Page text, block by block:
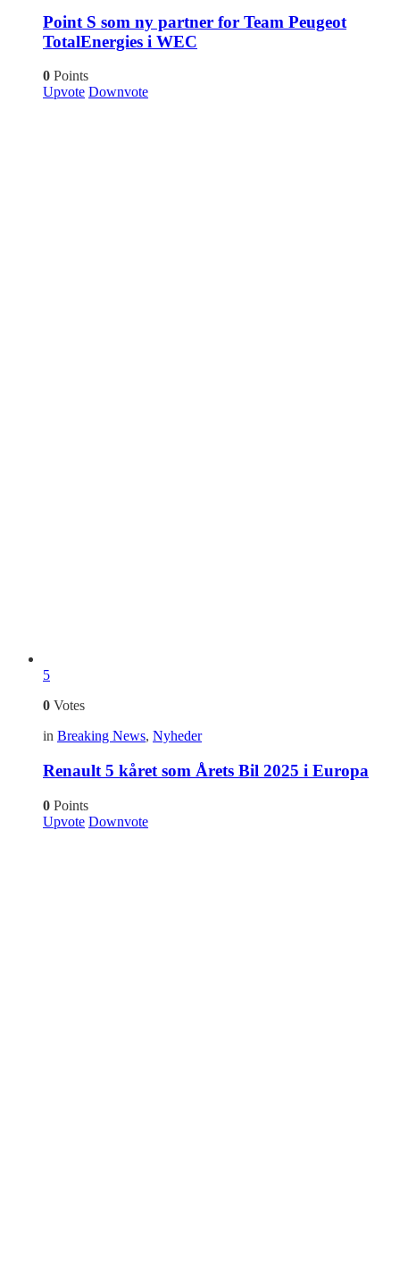
Point S som ny partner for Team Peugeot
TotalEnergies i WEC
0 Points
Upvote Downvote
5
0 Votes
in Breaking News, Nyheder
Renault 5 kåret som Årets Bil 2025 i Europa
0 Points
Upvote Downvote